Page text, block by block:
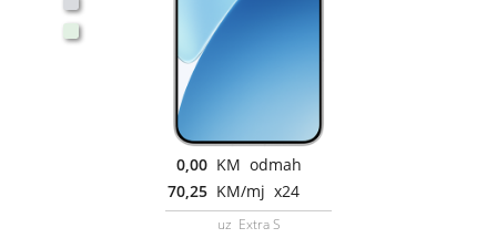
0,00 KM odmah
70,25 KM/mj x24
uz Extra S